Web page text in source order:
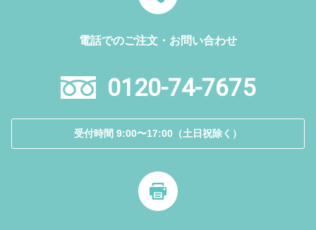
電話でのご注文・お問い合わせ
0120-74-7675
受付時間 9:00〜17:00（土日祝除く）